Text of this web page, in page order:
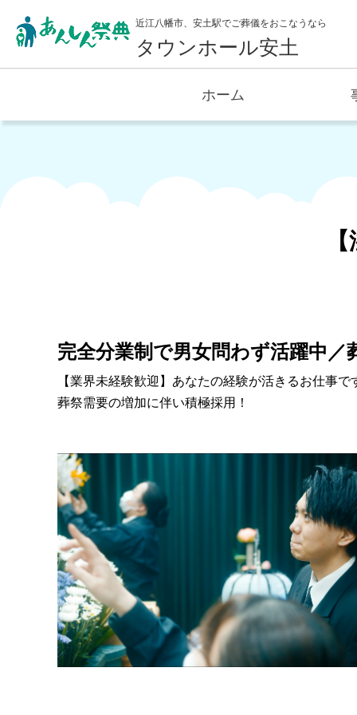
近江八幡市、安土駅でご葬儀をおこなうなら
タウンホール安土
ホーム
完全分業制で男女問わず活躍中／
【業界未経験歓迎】あなたの経験が活きるお仕事で
葬祭需要の増加に伴い積極採用！